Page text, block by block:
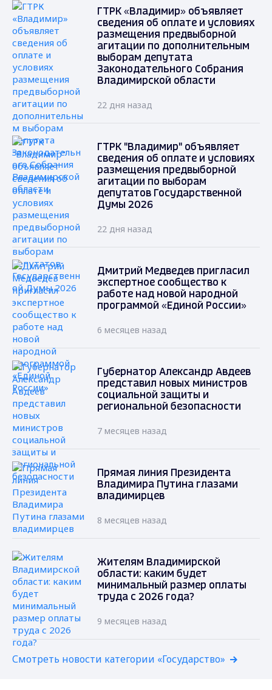
ГТРК «Владимир» объявляет
сведения об оплате и условиях
размещения предвыборной
агитации по дополнительным
выборам депутата
Законодательного Собрания
Владимирской области
22 дня назад
ГТРК "Владимир" объявляет
сведения об оплате и условиях
размещения предвыборной
агитации по выборам
депутатов Государственной
Думы 2026
22 дня назад
Дмитрий Медведев пригласил
экспертное сообщество к
работе над новой народной
программой «Единой России»
6 месяцев назад
Губернатор Александр Авдеев
представил новых министров
социальной защиты и
региональной безопасности
7 месяцев назад
Прямая линия Президента
Владимира Путина глазами
владимирцев
8 месяцев назад
Жителям Владимирской
области: каким будет
минимальный размер оплаты
труда с 2026 года?
9 месяцев назад
Смотреть новости категории «Государство»